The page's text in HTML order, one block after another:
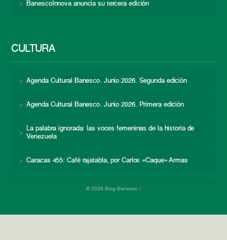
BanescoInnova anuncia su tercera edición
CULTURA
Agenda Cultural Banesco. Junio 2026. Segunda edición
Agenda Cultural Banesco. Junio 2026. Primera edición
La palabra ignorada: las voces femeninas de la historia de
Venezuela
Caracas 455: Café rajatabla, por Carlos «Caque» Armas
© 2026 Blog Banesco |